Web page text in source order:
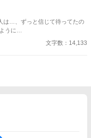
ファンタジー異世界系は、途
は…、ずっと信じて待ってたの
うに…
文字数：14,133